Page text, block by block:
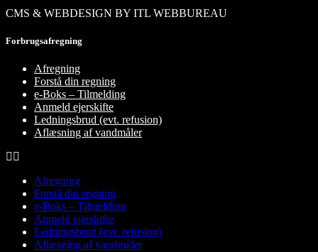
CMS & WEBDESIGN BY ITL WEBBUREAU
Forbrugsafregning
Afregning
Forstå din regning
e-Boks – Tilmelding
Anmeld ejerskifte
Ledningsbrud (evt. refusion)
Aflæsning af vandmåler
Afregning
Forstå din regning
e-Boks – Tilmelding
Anmeld ejerskifte
Ledningsbrud (evt. refusion)
Aflæsning af vandmåler